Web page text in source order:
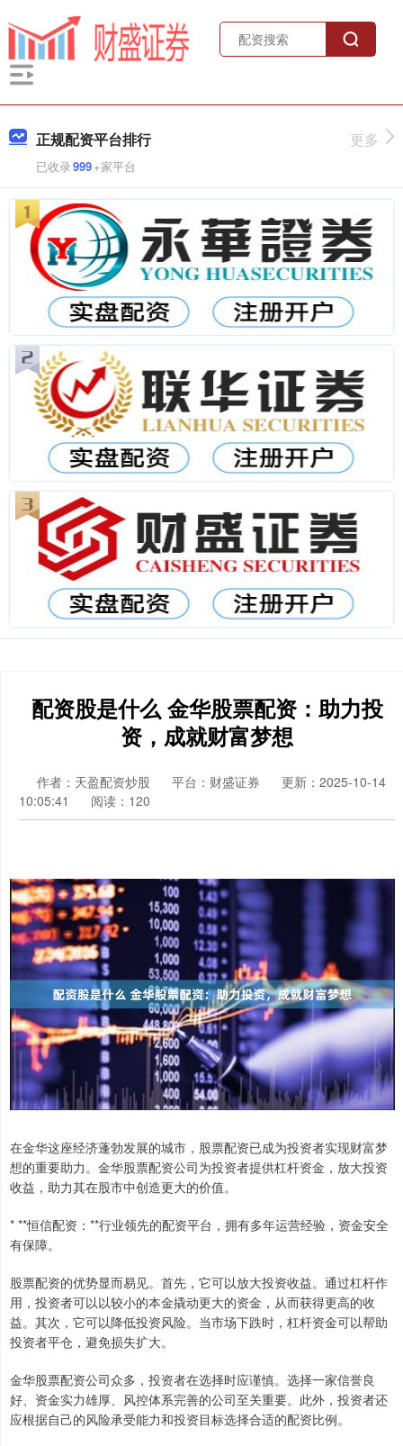
正规配资平台排行
已收录999+家平台
更多
配资股是什么 金华股票配资：助力投
资，成就财富梦想
作者：天盈配资炒股 平台：财盛证券
更新：2025-10-14
10:05:41
阅读：120
在金华这座经济蓬勃发展的城市，股票配资已成为投资者实现财富梦
想的重要助力。金华股票配资公司为投资者提供杠杆资金，放大投资
收益，助力其在股市中创造更大的价值。
* **恒信配资：**行业领先的配资平台，拥有多年运营经验，资金安全
有保障。
股票配资的优势显而易见。首先，它可以放大投资收益。通过杠杆作
用，投资者可以以较小的本金撬动更大的资金，从而获得更高的收
益。其次，它可以降低投资风险。当市场下跌时，杠杆资金可以帮助
投资者平仓，避免损失扩大。
金华股票配资公司众多，投资者在选择时应谨慎。选择一家信誉良
好、资金实力雄厚、风控体系完善的公司至关重要。此外，投资者还
应根据自己的风险承受能力和投资目标选择合适的配资比例。